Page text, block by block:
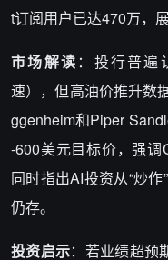
t订阅用户已达470万，
市场解读 ：投行普遍
速），但高油价推升数
ggenheim和Piper
-600美元目标价，强调
同时指出AI投资从“炒
仍存。
投资启示：若业绩超预